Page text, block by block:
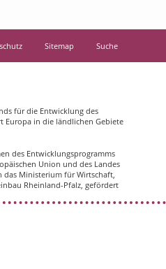
Sitemap Suche
für die Entwicklung des
Europa in die ländlichen Gebiete
des Entwicklungsprogramms
Union und des Landes
Ministerium für Wirtschaft,
Rheinland-Pfalz, gefördert